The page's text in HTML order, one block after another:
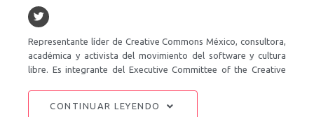
Representante líder de Creative Commons México, consultora,
académica y activista del movimiento del software y cultura
libre. Es integrante del Executive Committee of the Creative
formó parte del Comité Técnico Asesor del PREP del Instituto
CONTINUAR LEYENDO